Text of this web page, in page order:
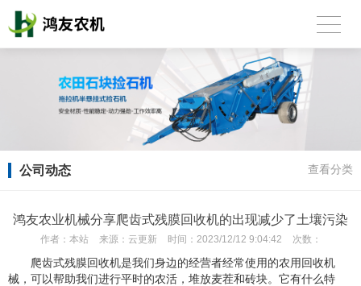
公司动态 查看分类
鸿友农业机械分享爬齿式残膜回收机的出现减少了土壤污染
作者： 本站 来源： 云更新 时间： 2023/12/12 9:04:42 次数：
爬齿式残膜回收机是我们身边的经营者经常使用的农用回收机
械，可以帮助我们进行平时的农活，堆放麦茬和砖块。它有什么特